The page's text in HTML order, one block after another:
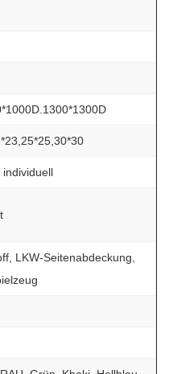
individuell
LKW-Seitenabdeckung,